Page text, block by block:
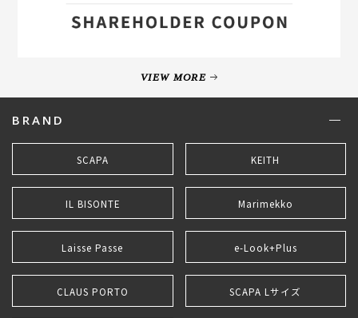
VIEW MORE
BRAND
SCAPA KEITH
IL BISONTE Marimekko
Laisse Passe e-Look+Plus
CLAUS PORTO SCAPA Lサイズ